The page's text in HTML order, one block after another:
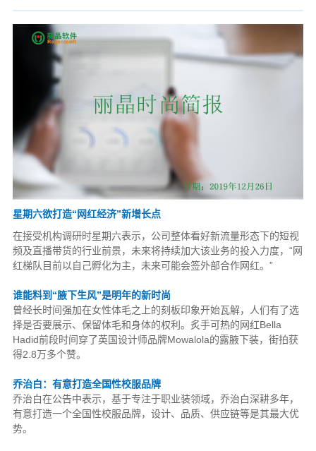
星期六欲打造“网红经济”新增长点
在接受机构调研时星期六表示，公司整体看好新流量形态下的短视
频及直播带货的行业前景，未来将持续加大该业务的投入力度，“网
红梯队目前以自己孵化为主，未来可能会签外部合作网红。”
谁能料到“腋下生风”是明年的新时尚
曾经长时间强加在女性体毛之上的刻板印象开始瓦解，人们有了选
择是否要展示、保留体毛和身体的权利。炙手可热的网红Bella
Hadid前段时间穿了英国设计师品牌Mowalola的露腋下装，街拍获
得2.8万多个赞。
乔治白：有意打造全国性校服品牌
乔治白在公告中表示，基于专注于职业装领域，乔治白深耕多年，
有意打造一个全国性校服品牌，设计、品质、供应链等是其最大优
势。